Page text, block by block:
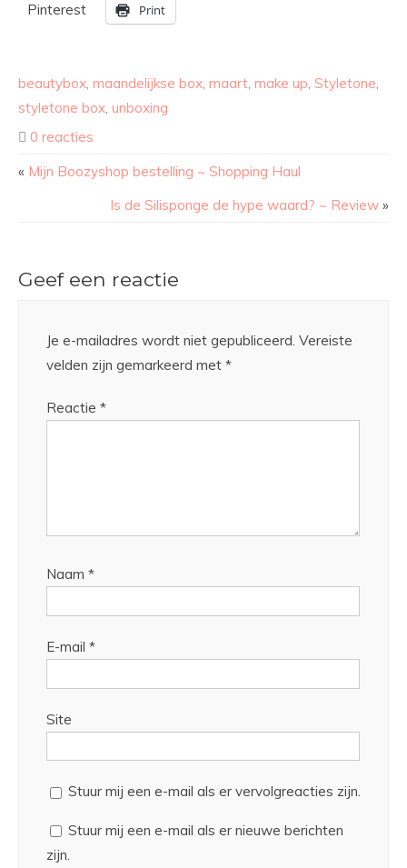
Pinterest Print
beautybox, maandelijkse box, maart, make up, Styletone,
styletone box, unboxing
0 reacties
« Mijn Boozyshop bestelling ~ Shopping Haul
Is de Silisponge de hype waard? ~ Review »
Geef een reactie
Je e-mailadres wordt niet gepubliceerd. Vereiste
velden zijn gemarkeerd met *
Reactie *
Naam *
E-mail *
Site
Stuur mij een e-mail als er vervolgreacties zijn.
Stuur mij een e-mail als er nieuwe berichten
zijn.